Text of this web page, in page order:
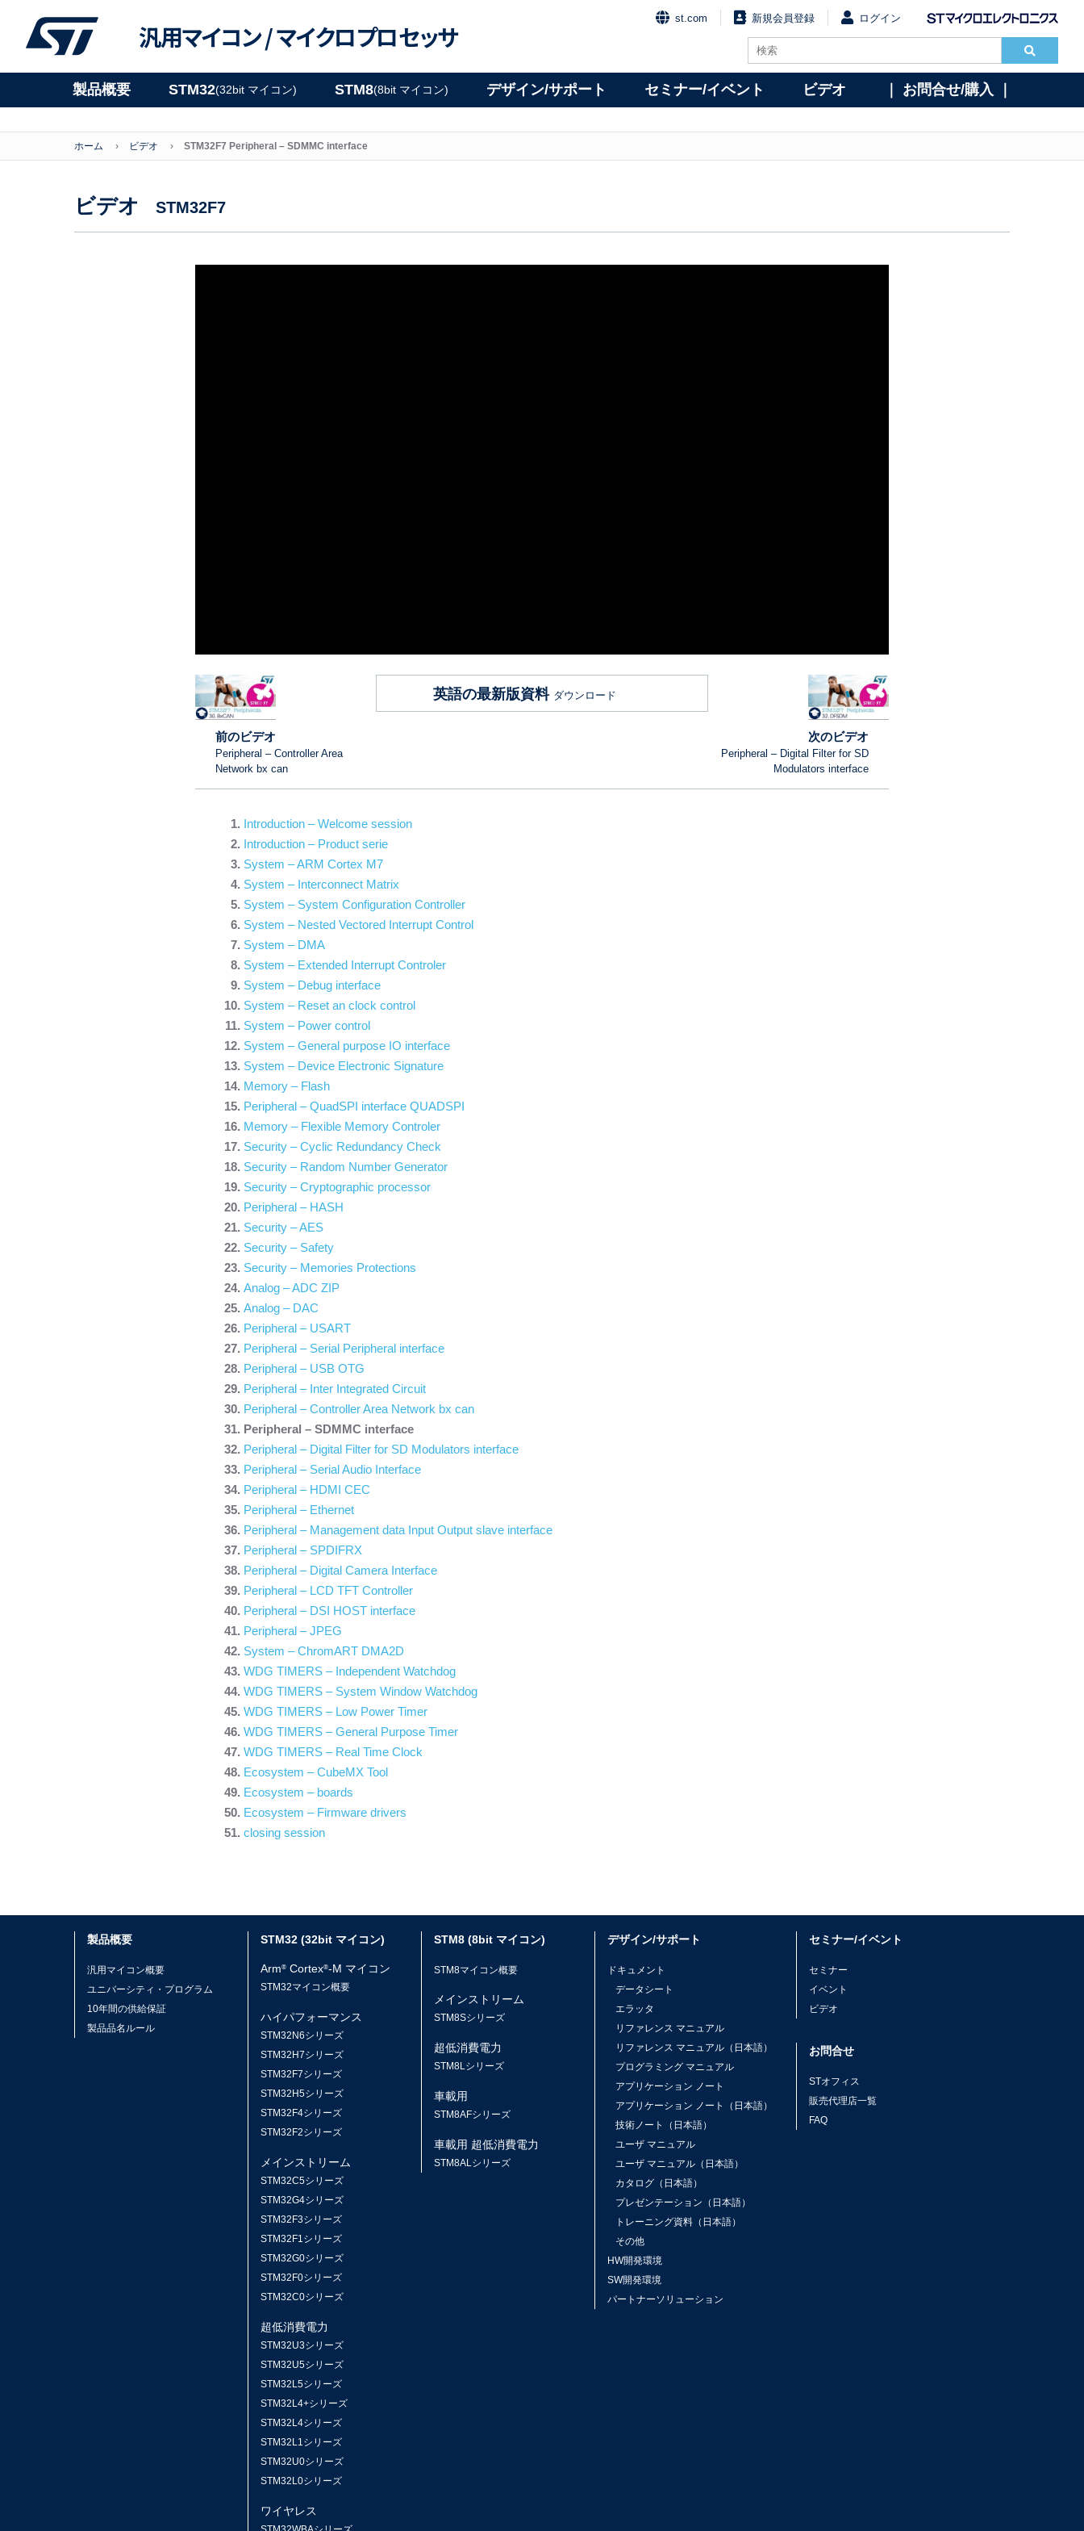
汎用マイコン /マイクロプロセッサ
st.com 新規会員登録 ログイン
製品概要 STM32(32bit マイコン) STM8(8bit マイコン) デザイン/サポート セミナー/イベント ビデオ ｜ お問合せ/購入 ｜
ホーム ビデオ STM32F7 Peripheral – SDMMC interface
ビデオ STM32F7
前のビデオ
Peripheral – Controller Area
Network bx can
英語の最新版資料 ダウンロード
次のビデオ
Peripheral – Digital Filter for SD
Modulators interface
Introduction – Welcome session
Introduction – Product serie
System – ARM Cortex M7
System – Interconnect Matrix
System – System Configuration Controller
System – Nested Vectored Interrupt Control
System – DMA
System – Extended Interrupt Controler
System – Debug interface
System – Reset an clock control
System – Power control
System – General purpose IO interface
System – Device Electronic Signature
Memory – Flash
Peripheral – QuadSPI interface QUADSPI
Memory – Flexible Memory Controler
Security – Cyclic Redundancy Check
Security – Random Number Generator
Security – Cryptographic processor
Peripheral – HASH
Security – AES
Security – Safety
Security – Memories Protections
Analog – ADC ZIP
Analog – DAC
Peripheral – USART
Peripheral – Serial Peripheral interface
Peripheral – USB OTG
Peripheral – Inter Integrated Circuit
Peripheral – Controller Area Network bx can
Peripheral – SDMMC interface
Peripheral – Digital Filter for SD Modulators interface
Peripheral – Serial Audio Interface
Peripheral – HDMI CEC
Peripheral – Ethernet
Peripheral – Management data Input Output slave interface
Peripheral – SPDIFRX
Peripheral – Digital Camera Interface
Peripheral – LCD TFT Controller
Peripheral – DSI HOST interface
Peripheral – JPEG
System – ChromART DMA2D
WDG TIMERS – Independent Watchdog
WDG TIMERS – System Window Watchdog
WDG TIMERS – Low Power Timer
WDG TIMERS – General Purpose Timer
WDG TIMERS – Real Time Clock
Ecosystem – CubeMX Tool
Ecosystem – boards
Ecosystem – Firmware drivers
closing session
製品概要
汎用マイコン概要
ユニバーシティ・プログラム
10年間の供給保証
製品品名ルール
STM32 (32bit マイコン)
Arm® Cortex®-M マイコン
STM32マイコン概要
ハイパフォーマンス
STM32N6シリーズ
STM32H7シリーズ
STM32F7シリーズ
STM32H5シリーズ
STM32F4シリーズ
STM32F2シリーズ
メインストリーム
STM32C5シリーズ
STM32G4シリーズ
STM32F3シリーズ
STM32F1シリーズ
STM32G0シリーズ
STM32F0シリーズ
STM32C0シリーズ
超低消費電力
STM32U3シリーズ
STM32U5シリーズ
STM32L5シリーズ
STM32L4+シリーズ
STM32L4シリーズ
STM32L1シリーズ
STM32U0シリーズ
STM32L0シリーズ
ワイヤレス
STM8 (8bit マイコン)
STM8マイコン概要
メインストリーム
STM8Sシリーズ
超低消費電力
STM8Lシリーズ
車載用
STM8AFシリーズ
車載用 超低消費電力
STM8ALシリーズ
デザイン/サポート
ドキュメント
データシート
エラッタ
リファレンス マニュアル
リファレンス マニュアル（日本語）
プログラミング マニュアル
アプリケーション ノート
アプリケーション ノート（日本語）
技術ノート（日本語）
ユーザ マニュアル
ユーザ マニュアル（日本語）
カタログ（日本語）
プレゼンテーション（日本語）
トレーニング資料（日本語）
その他
HW開発環境
SW開発環境
パートナーソリューション
セミナー/イベント
セミナー
イベント
ビデオ
お問合せ
STオフィス
販売代理店一覧
FAQ